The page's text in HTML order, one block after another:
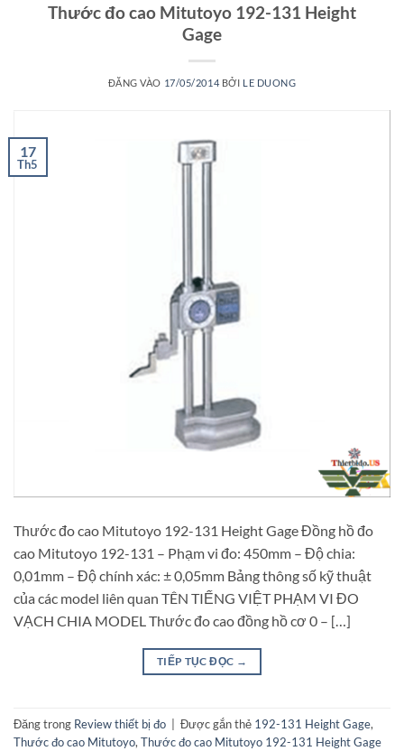
Thước đo cao Mitutoyo 192-131 Height
Gage
ĐĂNG VÀO 17/05/2014 BỞI LE DUONG
17
Th5
Thước đo cao Mitutoyo 192-131 Height Gage Đồng hồ đo
cao Mitutoyo 192-131 – Phạm vi đo: 450mm – Độ chia:
0,01mm – Độ chính xác: ± 0,05mm Bảng thông số kỹ thuật
của các model liên quan TÊN TIẾNG VIỆT PHẠM VI ĐO
VẠCH CHIA MODEL Thước đo cao đồng hồ cơ 0 – […]
TIẾP TỤC ĐỌC →
Đăng trong Review thiết bị đo Được gắn thẻ 192-131 Height Gage,
Thước đo cao Mitutoyo, Thước đo cao Mitutoyo 192-131 Height Gage